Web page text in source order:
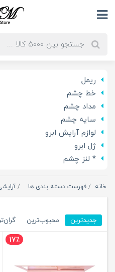
ریمل
خط چشم
مداد چشم
سایه چشم
لوازم آرایش ابرو
ژل ابرو
* لنز چشم
خانه فهرست دسته بندی ها
جدیدترین محبوب‌ترین
17٪